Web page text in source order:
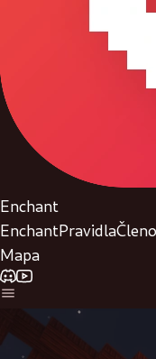
Enchant
EnchantPravidla
Mapa